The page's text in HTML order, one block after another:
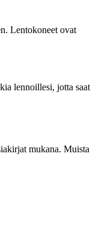
Lentokoneet ovat
lennoillesi, jotta saat
mukana. Muista